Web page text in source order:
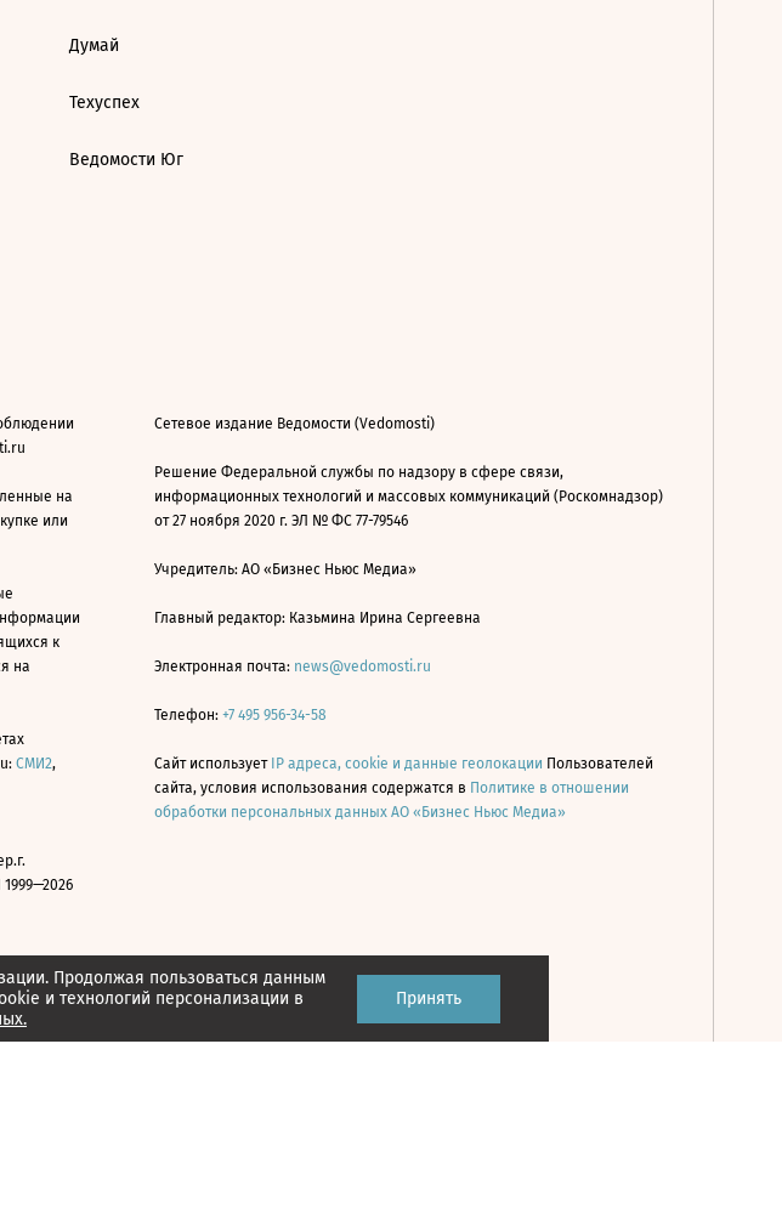
Продолжая пользоваться данным
и технологий персонализации в
Принять
Думай
Техуспех
Ведомости Юг
на
или
к
на
СМИ2,
Сетевое издание Ведомости (Vedomosti)
Решение Федеральной службы по надзору в сфере связи,
информационных технологий и массовых коммуникаций (Роскомнадзор)
от 27 ноября 2020 г. ЭЛ № ФС 77-79546
Учредитель: АО «Бизнес Ньюс Медиа»
Главный редактор: Казьмина Ирина Сергеевна
Электронная почта: news@vedomosti.ru
Телефон: +7 495 956-34-58
Сайт использует IP адреса, cookie и данные геолокации Пользователей
сайта, условия использования содержатся в Политике в отношении
обработки персональных данных АО «Бизнес Ньюс Медиа»